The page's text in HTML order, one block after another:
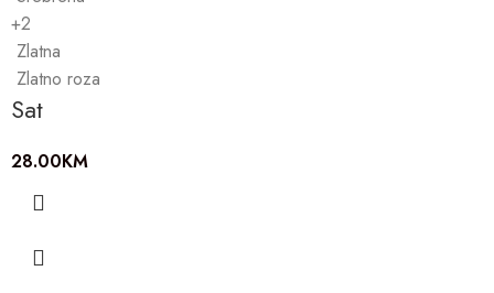
+2
Zlatna
Zlatno roza
Sat
28.00KM